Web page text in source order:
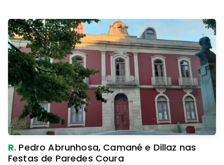
R. Pedro Abrunhosa, Camané e Dillaz nas
Festas de Paredes Coura